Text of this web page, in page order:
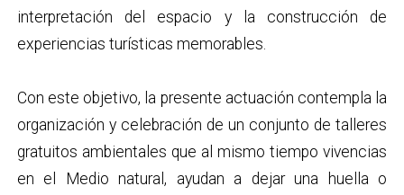
interpretación del espacio y la construcción de
experiencias turísticas memorables.
Con este objetivo, la presente actuación contempla la
organización y celebración de un conjunto de talleres
gratuitos ambientales que al mismo tiempo vivencias
en el Medio natural, ayudan a dejar una huella o